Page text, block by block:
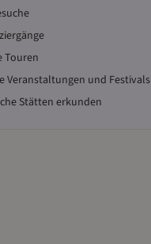
Touren
Veranstaltungen und Festivals
Stätten erkunden